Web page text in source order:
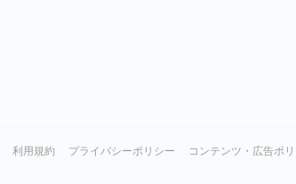
利用規約 プライバシーポリシー コンテンツ・広告ポ